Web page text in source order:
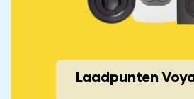
Laadpunten